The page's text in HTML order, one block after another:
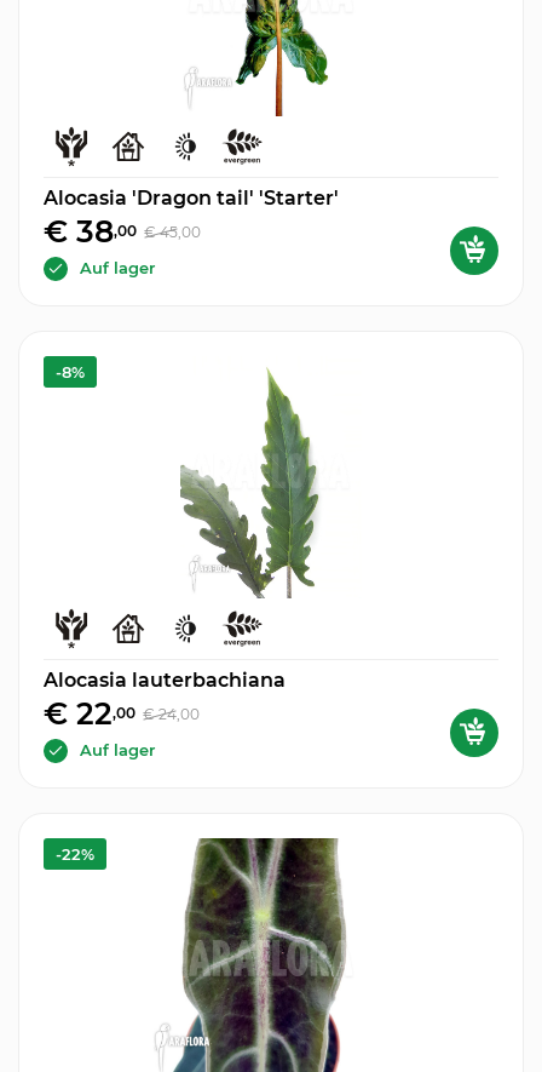
Alocasia 'Dragon tail' 'Starter'
€ 38,00 € 45,00
Auf lager
-8%
Alocasia lauterbachiana
€ 22,00 € 24,00
Auf lager
-22%